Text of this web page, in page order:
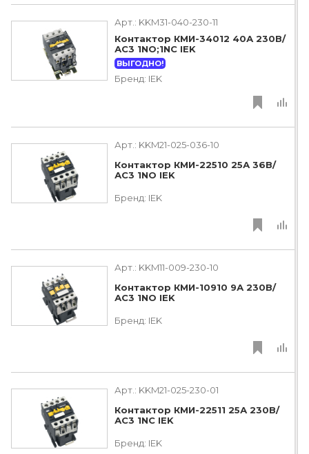
Арт.: KKM31-040-230-11
Контактор КМИ-34012 40А 230В/
АС3 1NO;1NC IEK
ВЫГОДНО!
Бренд: IEK
Арт.: KKM21-025-036-10
Контактор КМИ-22510 25А 36В/
АС3 1NO IEK
Бренд: IEK
Арт.: KKM11-009-230-10
Контактор КМИ-10910 9А 230В/
АС3 1NO IEK
Бренд: IEK
Арт.: KKM21-025-230-01
Контактор КМИ-22511 25А 230В/
АС3 1NC IEK
Бренд: IEK